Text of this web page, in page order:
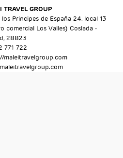
TRAVEL GROUP
los Principes de España 24, local 13
comercial Los Valles) Coslada -
28823
771 722
maleitravelgroup.com